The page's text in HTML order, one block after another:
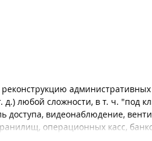
д.) любой сложности, в т. ч. "под
доступа, видеонаблюдение,
операционных касс,